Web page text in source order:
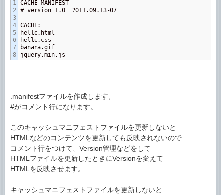
1
2
3
4
5
6
7
CACHE MANIFEST
# version 1.0  2011.09.13-07
CACHE:
hello.html
hello.css
banana.gif
jquery.min.js
.manifestファイルを作成します。
#がコメント行になります。
このキャッシュマニフェストファイルを更新しないと
HTMLなどのコンテンツを更新しても反映されないので
コメント行をつけて、Version管理などをして
HTMLファイルを更新したときにVersionを変えて
HTMLを反映させます。
キャッシュマニフェストファイルを更新しないと